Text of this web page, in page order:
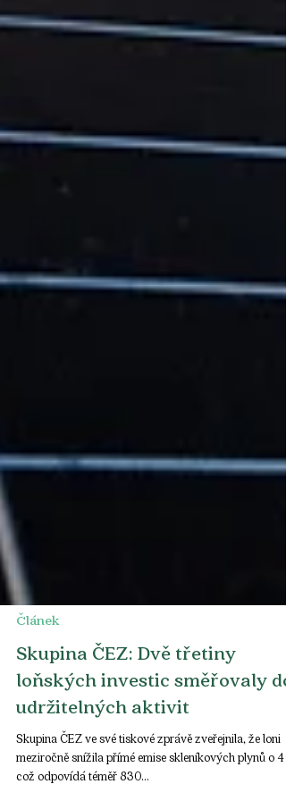
Článek
Skupina ČEZ: Dvě třetiny
loňských investic směřovaly do
udržitelných aktivit